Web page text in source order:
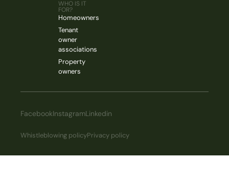
WHO IS IT
FOR?
Homeowners
Tenant
owner
associations
Property
owners
FacebookInstagramLinkedin
Whistleblowing policyPrivacy policy